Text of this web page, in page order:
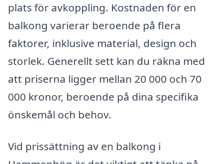
plats för avkoppling. Kostnaden för en
balkong varierar beroende på flera
faktorer, inklusive material, design och
storlek. Generellt sett kan du räkna med
att priserna ligger mellan 20 000 och 70
000 kronor, beroende på dina specifika
önskemål och behov.
Vid prissättning av en balkong i